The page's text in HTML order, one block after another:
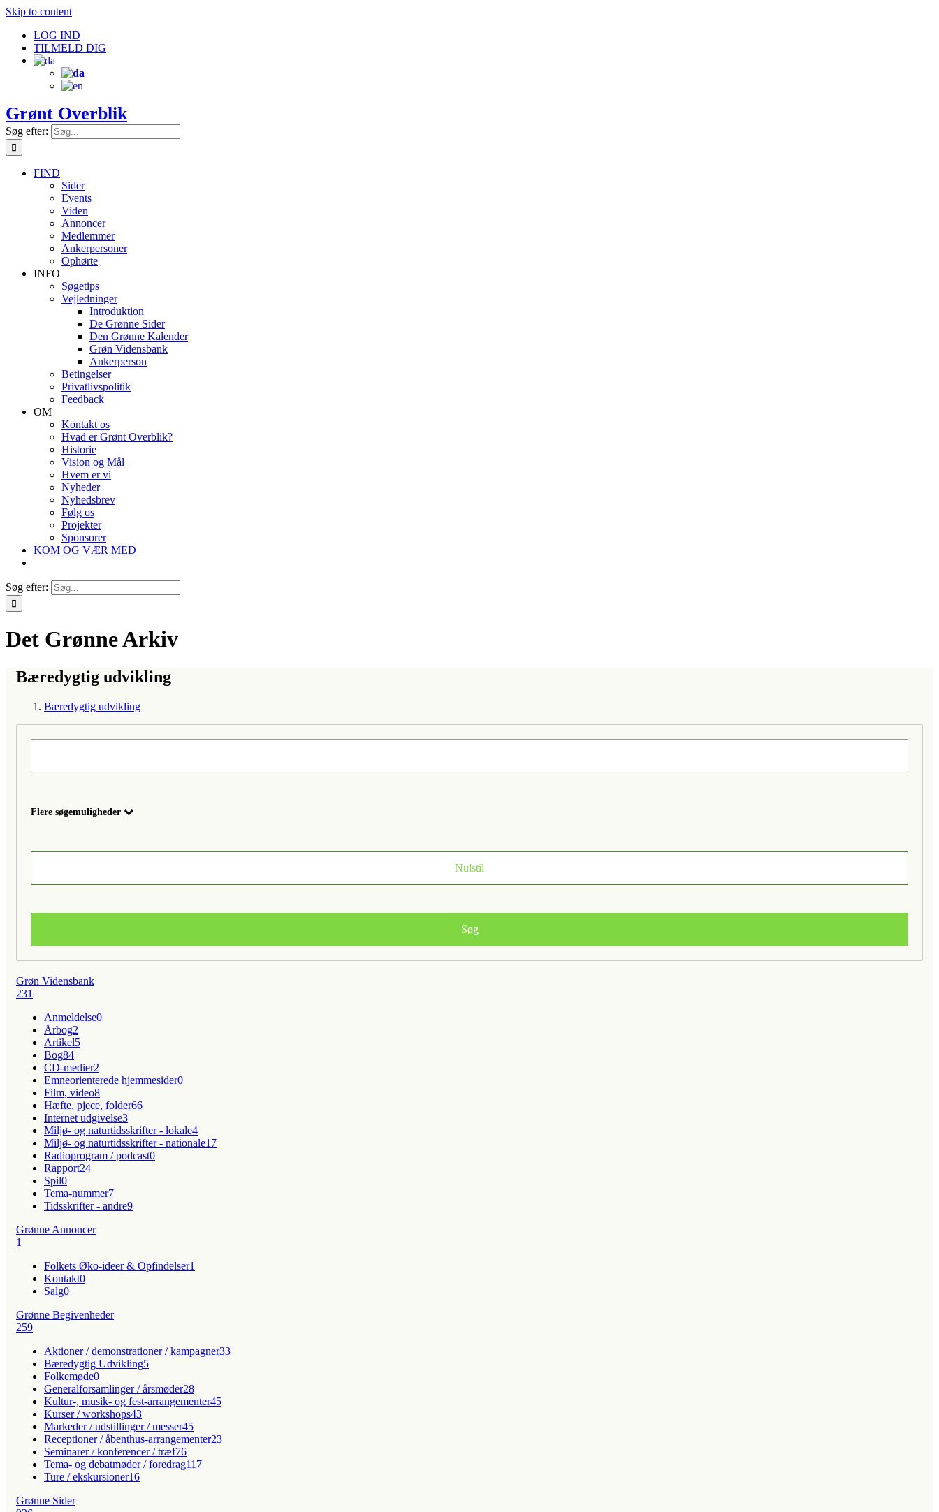
Skip to content
LOG IND
TILMELD DIG
Grønt Overblik
Søg efter:
FIND
Sider
Events
Viden
Annoncer
Medlemmer
Ankerpersoner
Ophørte
INFO
Søgetips
Vejledninger
Introduktion
De Grønne Sider
Den Grønne Kalender
Grøn Vidensbank
Ankerperson
Betingelser
Privatlivspolitik
Feedback
OM
Kontakt os
Hvad er Grønt Overblik?
Historie
Vision og Mål
Hvem er vi
Nyheder
Nyhedsbrev
Følg os
Projekter
Sponsorer
KOM OG VÆR MED
Søg efter:
Det Grønne Arkiv
Bæredygtig udvikling
Bæredygtig udvikling
Flere søgemuligheder
Grøn Vidensbank
231
Anmeldelse0
Årbog2
Artikel5
Bog84
CD-medier2
Emneorienterede hjemmesider0
Film, video8
Hæfte, pjece, folder66
Internet udgivelse3
Miljø- og naturtidsskrifter - lokale4
Miljø- og naturtidsskrifter - nationale17
Radioprogram / podcast0
Rapport24
Spil0
Tema-nummer7
Tidsskrifter - andre9
Grønne Annoncer
1
Folkets Øko-ideer & Opfindelser1
Kontakt0
Salg0
Grønne Begivenheder
259
Aktioner / demonstrationer / kampagner33
Bæredygtig Udvikling5
Folkemøde0
Generalforsamlinger / årsmøder28
Kultur-, musik- og fest-arrangementer45
Kurser / workshops43
Markeder / udstillinger / messer45
Receptioner / åbenthus-arrangementer23
Seminarer / konferencer / træf76
Tema- og debatmøder / foredrag117
Ture / ekskursioner16
Grønne Sider